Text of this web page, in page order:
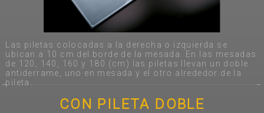
Las piletas colocadas a la derecha o izquierda se
ubican a 10 cm del borde de la mesada. En las mesadas
de 120, 140, 160 y 180 (cm) las piletas llevan un doble
antiderrame, uno en mesada y el otro alrededor de la
pileta.
CON PILETA DOBLE